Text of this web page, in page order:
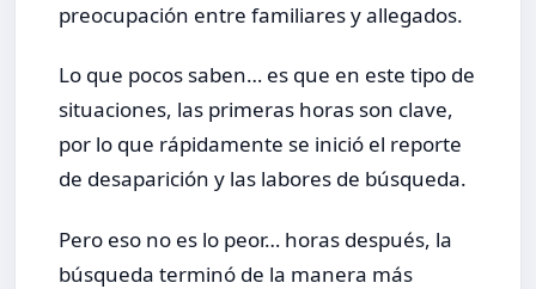
preocupación entre familiares y allegados.
Lo que pocos saben… es que en este tipo de
situaciones, las primeras horas son clave,
por lo que rápidamente se inició el reporte
de desaparición y las labores de búsqueda.
Pero eso no es lo peor… horas después, la
búsqueda terminó de la manera más